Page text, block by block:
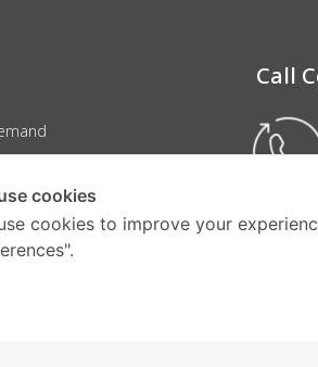
Call
cookies
cookies to improve your